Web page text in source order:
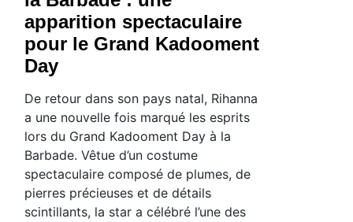
apparition spectaculaire
pour le Grand Kadooment
Day
De retour dans son pays natal, Rihanna
a une nouvelle fois marqué les esprits
lors du Grand Kadooment Day à la
Barbade. Vêtue d’un costume
spectaculaire composé de plumes, de
pierres précieuses et de détails
scintillants, la star a célébré l’une des